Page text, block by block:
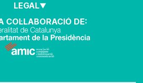
LEGAL
COL·LABORACIÓ DE: